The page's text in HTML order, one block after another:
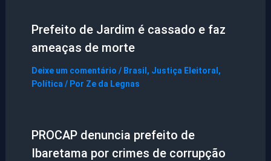
Prefeito de Jardim é cassado e faz
ameaças de morte
Deixe um comentário / Brasil , Justiça Eleitoral ,
Política / Por Ze da Legnas
PROCAP denuncia prefeito de
Ibaretama por crimes de corrupção